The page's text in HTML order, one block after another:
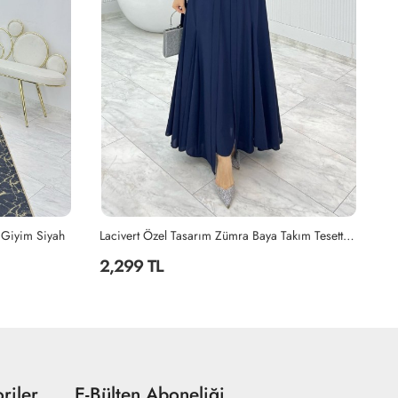
Lacivert Özel Tasarım Zümra Baya Takım Tesettür Giyim Lacivert Petrol Seda Tasarım Takım Tesettür Giyim Petrol Mavisi
2,199 TL